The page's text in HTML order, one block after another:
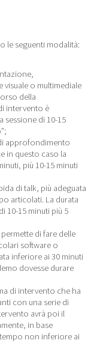
le seguenti modalità:
visuale o multimediale
della
intervento è
sessione di 10-15
approfondimento
in questo caso la
più 10-15 minuti
di talk, più adeguata
articolati. La durata
10-15 minuti più 5
di fare delle
software o
inferiore ai 30 minuti
dovesse durare
di intervento che ha
con una serie di
avrà poi il
in base
non inferiore ai